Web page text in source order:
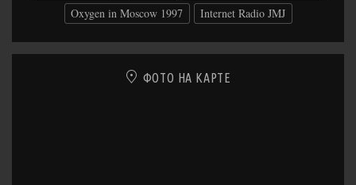
Oxygen in Moscow 1997
Internet Radio JMJ
ФОТО НА КАРТЕ